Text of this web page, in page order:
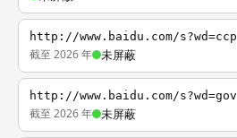
http://www.baidu.com/s?wd=ccp
截至 2026 年 未屏蔽
http://www.baidu.com/s?wd=gov
截至 2026 年 未屏蔽